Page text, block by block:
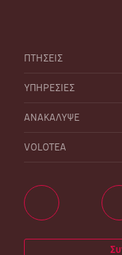
ΠΤΗΣΕΙΣ
ΥΠΗΡΕΣΙΕΣ
ΑΝΑΚΑΛΥΨΕ
VOLOTEA